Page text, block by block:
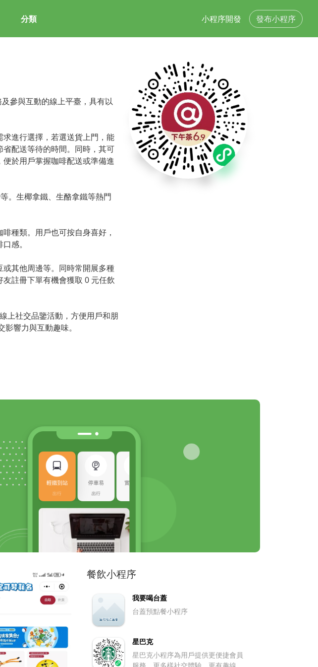
分類 小程序開發 發布小程序
參與互動的線上平臺，具有以
進行選擇，若選送貨上門，能
配送等待的時間。同時，其可
於用戶掌握咖啡配送或準備進
。生椰拿鐵、生酪拿鐵等熱門
種類。用戶也可按自身喜好，
感。
其他周邊等。同時常開展多種
註冊下單有機會獲取 0 元任飲
上社交品鑒活動，方便用戶和朋
響力與互動趣味。
餐飲小程序
我要喝台蓋
台蓋預點餐小程序
星巴克
星巴克小程序為用戶提供更便捷會員